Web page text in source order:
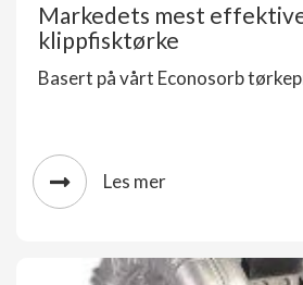
Markedets mest
klippfisktørke
Basert på vårt Econosorb
Les mer